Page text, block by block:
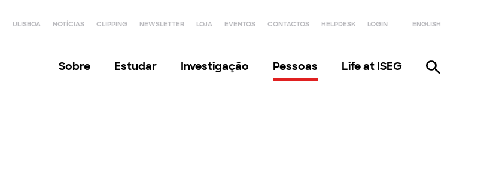
ULISBOA NOTÍCIAS CLIPPING NEWSLETTER LOJA EVENTOS CONTACTOS HELPDESK LOGIN ENGLISH
Sobre Estudar Investigação Pessoas Life at ISEG